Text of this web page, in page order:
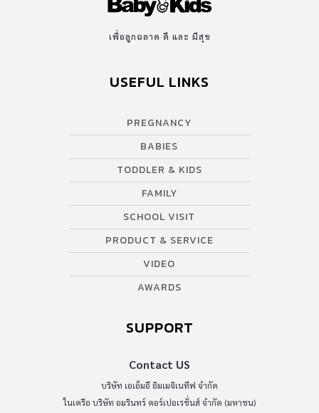
เพื่อลูกฉลาด ดี และ มีสุข
USEFUL LINKS
PREGNANCY
BABIES
TODDLER & KIDS
FAMILY
SCHOOL VISIT
PRODUCT & SERVICE
VIDEO
AWARDS
SUPPORT
Contact US
บริษัท เอเอ็มอี อิมเมจิเนทีฟ จำกัด
ในเครือ บริษัท อมรินทร์ คอร์เปอเรชั่นส์ จำกัด (มหาชน)